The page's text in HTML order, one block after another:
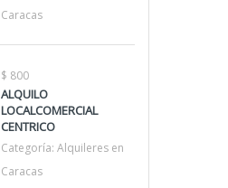
Caracas
$ 800
ALQUILO
LOCALCOMERCIAL
CENTRICO
Categoría: Alquileres en
Caracas